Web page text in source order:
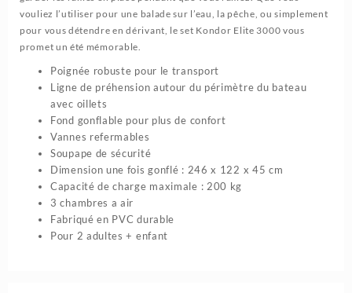
vouliez l’utiliser pour une balade sur l’eau, la pêche, ou simplement
pour vous détendre en dérivant, le set Kondor Elite 3000 vous
promet un été mémorable.
Poignée robuste pour le transport
Ligne de préhension autour du périmètre du bateau
avec oillets
Fond gonflable pour plus de confort
Vannes refermables
Soupape de sécurité
Dimension une fois gonflé : 246 x 122 x 45 cm
Capacité de charge maximale : 200 kg
3 chambres a air
Fabriqué en PVC durable
Pour 2 adultes + enfant